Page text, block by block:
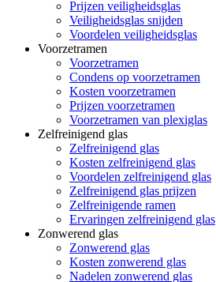
Prijzen veiligheidsglas
Veiligheidsglas snijden
Voordelen veiligheidsglas
Voorzetramen
Voorzetramen
Condens op voorzetramen
Kosten voorzetramen
Prijzen voorzetramen
Voorzetramen van plexiglas
Zelfreinigend glas
Zelfreinigend glas
Kosten zelfreinigend glas
Voordelen zelfreinigend glas
Zelfreinigend glas prijzen
Zelfreinigende ramen
Ervaringen zelfreinigend glas
Zonwerend glas
Zonwerend glas
Kosten zonwerend glas
Nadelen zonwerend glas